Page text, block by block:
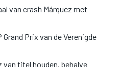
van crash Márquez met
Prix van de Verenigde
van titel houden, behalve